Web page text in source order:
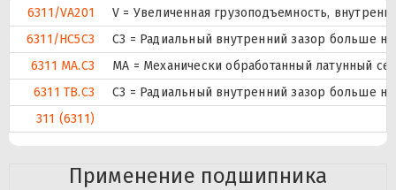
6311/VA201
V = Увеличенная грузоподъемность,
6311/HC5C3
C3 = Радиальный внутренний зазор больше
6311 MA.C3
MA = Механически обработанный латунный
6311 TB.C3
C3 = Радиальный внутренний зазор больше
311 (6311)
Применение подшипника